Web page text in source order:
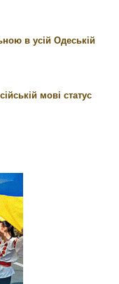
в усій Одеській
мові статус